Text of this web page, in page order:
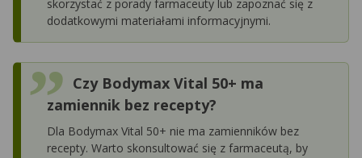
skorzystać z porady farmaceuty lub zapoznać się z
dodatkowymi materiałami informacyjnymi.
Czy Bodymax Vital 50+ ma
zamiennik bez recepty?
Dla Bodymax Vital 50+ nie ma zamienników bez
recepty. Warto skonsultować się z farmaceutą, by